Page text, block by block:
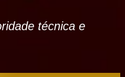
técnica e